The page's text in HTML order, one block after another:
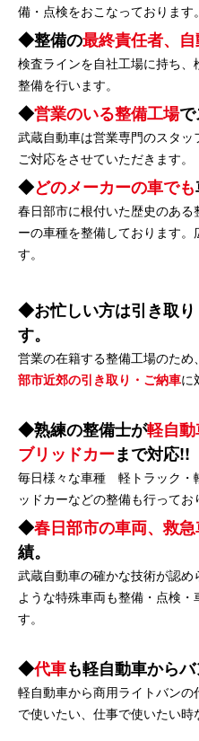
備・点検をおこなっております。
整備の最終責任者、
検査ラインを自社工場に持ち、
整備を行います。
営業のいる整備工場で
武蔵自動車は営業専門のスタ
ご対応をさせていただきます。
どのメーカーの車でも
春日部市に根付いた歴史のあ
ーの車種を整備しております
す。
お忙しい方は引き取
す。
営業の在籍する整備工場のた
部市近郊の引き取り・ご納車に
熟練の整備士が軽自
ブリッドカーまで対応!!
毎日様々な車種 軽トラック・
ッドカーなどの整備も行ってお
春日部市の車両、救
績。
武蔵自動車の確かな技術が認
ような特殊車両も整備・点検
す。
代車も軽自動車から
軽自動車から商用ライトバン
で使いたい、仕事で使いたい時